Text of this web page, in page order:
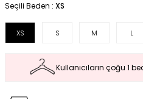
Seçili Beden : XS
XS S M L
Kullanıcıların çoğu 1